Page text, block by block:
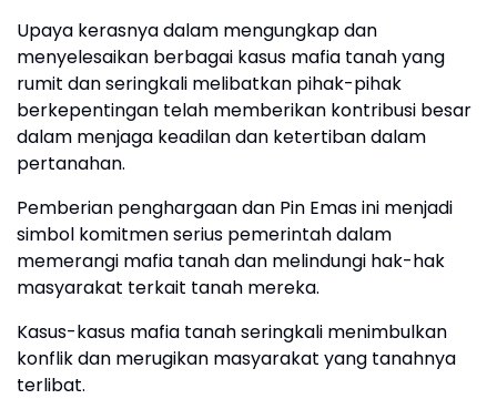
Upaya kerasnya dalam mengungkap dan
menyelesaikan berbagai kasus mafia tanah yang
rumit dan seringkali melibatkan pihak-pihak
berkepentingan telah memberikan kontribusi besar
dalam menjaga keadilan dan ketertiban dalam
pertanahan.
Pemberian penghargaan dan Pin Emas ini menjadi
simbol komitmen serius pemerintah dalam
memerangi mafia tanah dan melindungi hak-hak
masyarakat terkait tanah mereka.
Kasus-kasus mafia tanah seringkali menimbulkan
konflik dan merugikan masyarakat yang tanahnya
terlibat.